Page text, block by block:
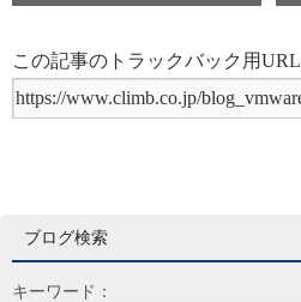
この記事のトラックバック用URL
ブログ検索
キーワード：